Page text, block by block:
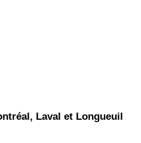
Laval et Longueuil